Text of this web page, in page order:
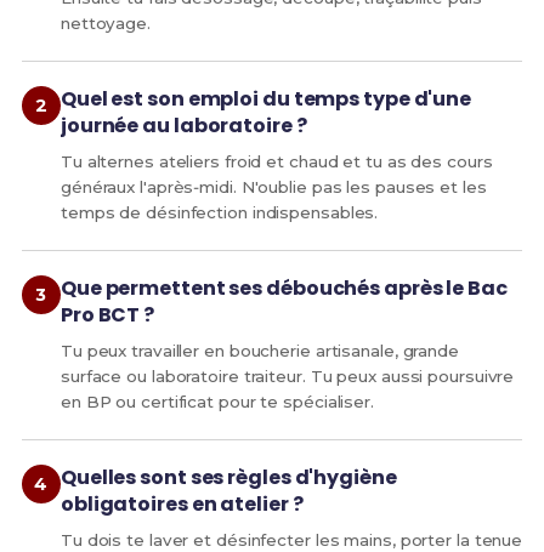
nettoyage.
Quel est son emploi du temps type d'une
journée au laboratoire ?
Tu alternes ateliers froid et chaud et tu as des cours
généraux l'après‑midi. N'oublie pas les pauses et les
temps de désinfection indispensables.
Que permettent ses débouchés après le Bac
Pro BCT ?
Tu peux travailler en boucherie artisanale, grande
surface ou laboratoire traiteur. Tu peux aussi poursuivre
en BP ou certificat pour te spécialiser.
Quelles sont ses règles d'hygiène
obligatoires en atelier ?
Tu dois te laver et désinfecter les mains, porter la tenue